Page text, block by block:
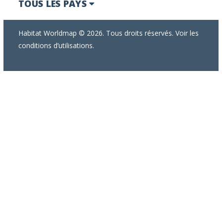
TOUS LES PAYS
Habitat Worldmap © 2026. Tous droits réservés. Voir les
conditions d’utilisations.